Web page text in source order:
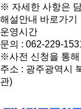
※ 자세한 사항은
해설안내 바로가기
운영시간
문의 : 062-229-
※사전 신청을 통
주소 : 광주광역시
관)